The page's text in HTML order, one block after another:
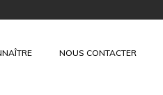
NOUS CONTACTER